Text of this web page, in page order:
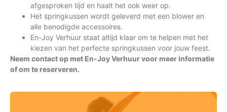
afgesproken tijd en haalt het ook weer op.
Het springkussen wordt geleverd met een blower en
alle benodigde accessoires.
En-Joy Verhuur staat altijd klaar om te helpen met het
kiezen van het perfecte springkussen voor jouw feest.
Neem contact op met En-Joy Verhuur voor meer informatie
of om te reserveren.